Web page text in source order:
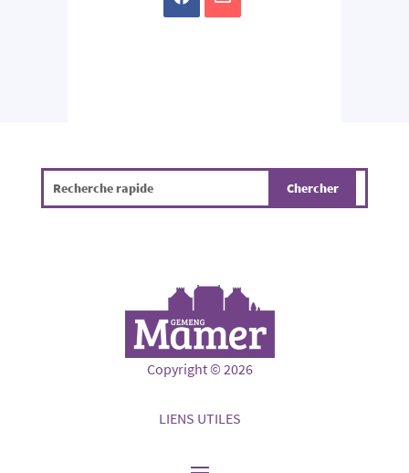
Copyright © 2026
LIENS UTILES